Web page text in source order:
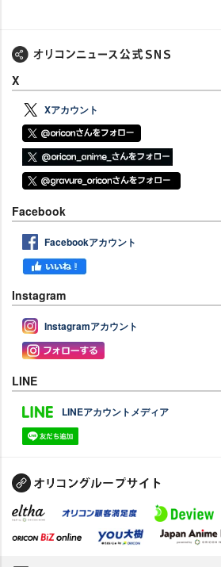
X
Xアカウント
Facebook
Facebookアカウント
Instagram
Instagramアカウント
LINE
LINEアカウントメディア